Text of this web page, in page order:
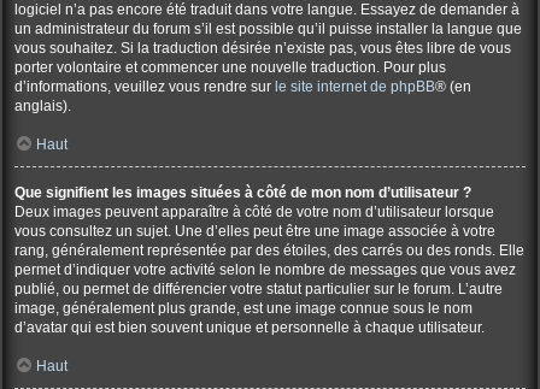
logiciel n’a pas encore été traduit dans votre langue. Essayez de demander à
un administrateur du forum s’il est possible qu’il puisse installer la langue que
vous souhaitez. Si la traduction désirée n’existe pas, vous êtes libre de vous
porter volontaire et commencer une nouvelle traduction. Pour plus
d’informations, veuillez vous rendre sur le site internet de phpBB® (en
anglais).
Haut
Que signifient les images situées à côté de mon nom d’utilisateur ?
Deux images peuvent apparaître à côté de votre nom d’utilisateur lorsque
vous consultez un sujet. Une d’elles peut être une image associée à votre
rang, généralement représentée par des étoiles, des carrés ou des ronds. Elle
permet d’indiquer votre activité selon le nombre de messages que vous avez
publié, ou permet de différencier votre statut particulier sur le forum. L’autre
image, généralement plus grande, est une image connue sous le nom
d’avatar qui est bien souvent unique et personnelle à chaque utilisateur.
Haut